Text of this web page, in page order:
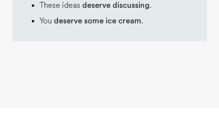
These ideas deserve discussing.
You deserve some ice cream.